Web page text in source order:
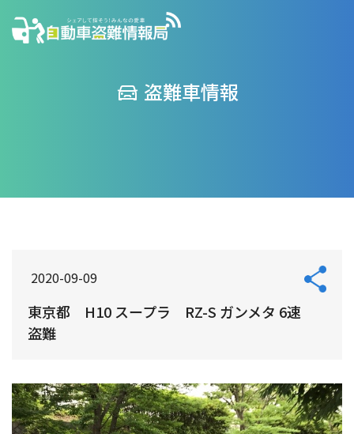
盗難車情報
2020-09-09
東京都 H10 スープラ RZ-S ガンメタ 6速
盗難